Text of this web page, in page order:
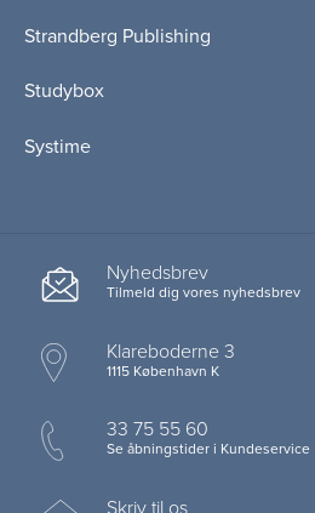
Strandberg Publishing
Studybox
Systime
Nyhedsbrev
Tilmeld dig vores nyhedsbrev
Klareboderne 3
1115 København K
33 75 55 60
Se åbningstider i Kundeservice
Skriv til os